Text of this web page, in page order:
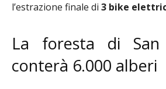
l’estrazione finale di 3 bike
La foresta di San
conterà 6.000 alberi